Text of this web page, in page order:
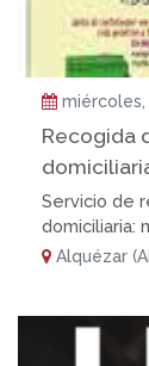
Recogida
Servicio de
domiciliaria:
Alquézar